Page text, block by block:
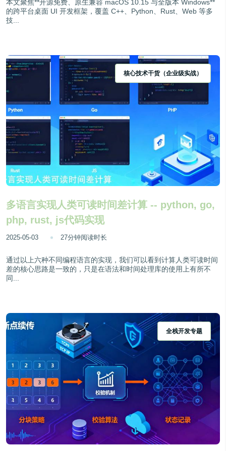
本文聚焦**开源免费、原生兼容 macOS 10.15 与全版本 Windows**
的跨平台桌面 UI 开发框架，覆盖 C++、Python、Rust、Web 等多
技...
核心技术干货（企业级实战）
多语言实现人类可读时间差计算 -- python, go,
php, rust, js代码实现
2025-05-03 27分钟阅读时长
通过以上六种不同编程语言的实现，我们可以看到计算人类可读时间
差的核心思路是一致的，只是在语法和时间处理库的使用上有所不
同...
全栈开发专题